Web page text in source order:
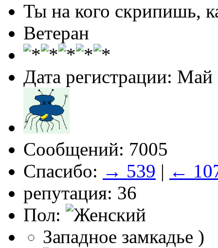
Ты на кого скрипишь,
Ветеран
Дата регистрации: Май
Сообщений: 7005
Спасибо: → 539 | ←
репутация: 36
Пол:
Западное замкадье )